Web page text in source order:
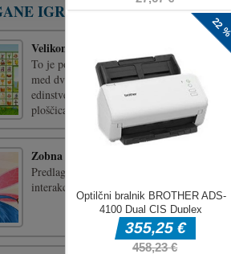
IGRE
Velikonočna povezava
To je povezovalna igra Mahjong. Ujemati
med dvema ujemajočima se blokoma ima
edinstveno različico klasične družabne
ploščicami, medtem ko se borite, da b [...]
Zobna vila obleko gor
Predlagajte stilsko obleko tej zobni vili in
interakcijo uporabite miško.